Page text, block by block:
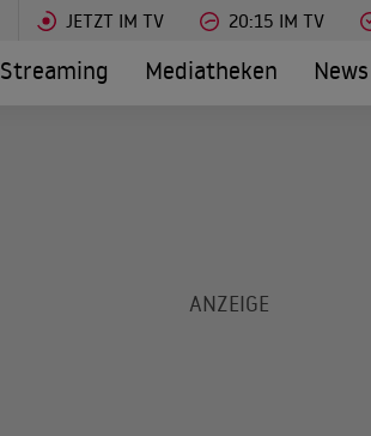
JETZT IM TV 20:15 IM TV
Streaming Mediatheken News